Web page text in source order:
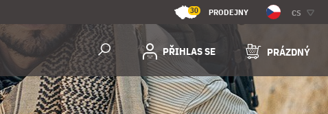
30 PRODEJNY CS
PŘIHLAS SE PRÁZDNÝ